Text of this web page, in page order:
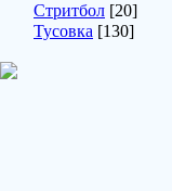
Стритбол [20]
Тусовка [130]